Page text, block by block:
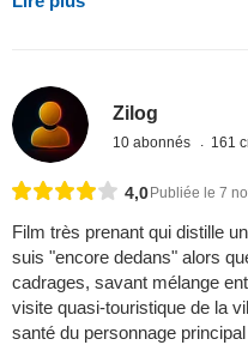
Zilog
10 abonnés 161
4,0 Publiée le 7
Film très prenant qui distille
suis "encore dedans" alors
cadrages, savant mélange
visite quasi-touristique de la
santé du personnage